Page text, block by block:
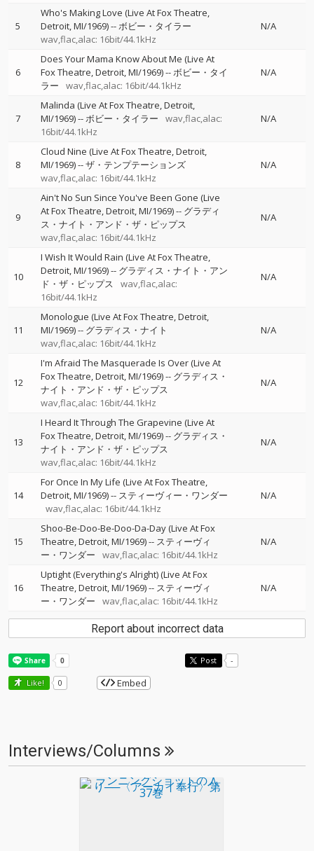
5
Who's Making Love (Live At Fox Theatre,
Detroit, MI/1969)--ボビー・タイラー
wav,flac,alac: 16bit/44.1kHz
N/A
6
Does Your Mama Know About Me (Live At
Fox Theatre, Detroit, MI/1969)--ボビー・タイ
ラー
wav,flac,alac: 16bit/44.1kHz
N/A
7
Malinda (Live At Fox Theatre, Detroit,
MI/1969)--ボビー・タイラー
wav,flac,alac:
16bit/44.1kHz
N/A
8
Cloud Nine (Live At Fox Theatre, Detroit,
MI/1969)--ザ・テンプテーションズ
wav,flac,alac: 16bit/44.1kHz
N/A
9
Ain't No Sun Since You've Been Gone (Live
At Fox Theatre, Detroit, MI/1969)-- グラディ
ス・ナイト・アンド・ザ・ピップス
wav,flac,alac: 16bit/44.1kHz
N/A
10
I Wish It Would Rain (Live At Fox Theatre,
Detroit, MI/1969)-- グラディス・ナイト・アン
ド・ザ・ピップス
wav,flac,alac:
16bit/44.1kHz
N/A
11
Monologue (Live At Fox Theatre, Detroit,
MI/1969)-- グラディス・ナイト
wav,flac,alac: 16bit/44.1kHz
N/A
12
I'm Afraid The Masquerade Is Over (Live At
Fox Theatre, Detroit, MI/1969)-- グラディス・
ナイト・アンド・ザ・ピップス
wav,flac,alac: 16bit/44.1kHz
N/A
13
I Heard It Through The Grapevine (Live At
Fox Theatre, Detroit, MI/1969)-- グラディス・
ナイト・アンド・ザ・ピップス
wav,flac,alac: 16bit/44.1kHz
N/A
14
For Once In My Life (Live At Fox Theatre,
Detroit, MI/1969)-- スティーヴィー・ワンダー
wav,flac,alac: 16bit/44.1kHz
N/A
15
Shoo-Be-Doo-Be-Doo-Da-Day (Live At Fox
Theatre, Detroit, MI/1969)-- スティーヴィ
ー・ワンダー
wav,flac,alac: 16bit/44.1kHz
N/A
16
Uptight (Everything's Alright) (Live At Fox
Theatre, Detroit, MI/1969)-- スティーヴィ
ー・ワンダー
wav,flac,alac: 16bit/44.1kHz
N/A
Report about incorrect data
Post -
Like! 0 Embed
Interviews/Columns